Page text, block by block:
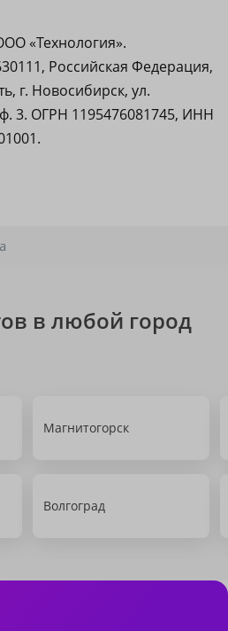
«Технология».
Российская Федерация,
г. Новосибирск, ул.
3. ОГРН 1195476081745, ИНН
в любой город
Магнитогорск
Волгоград